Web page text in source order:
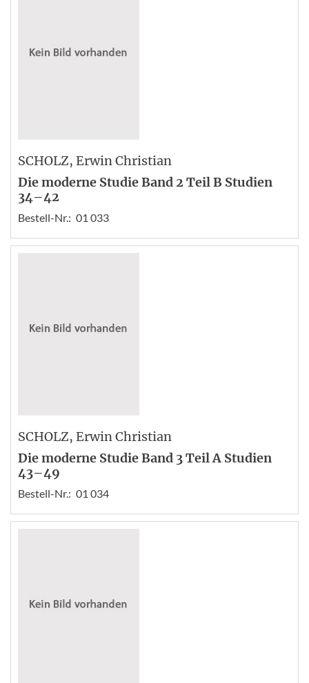
SCHOLZ, Erwin Christian
Die moderne Studie Band 2 Teil B Studien
34–42
Bestell-Nr.: 01 033
SCHOLZ, Erwin Christian
Die moderne Studie Band 3 Teil A Studien
43–49
Bestell-Nr.: 01 034